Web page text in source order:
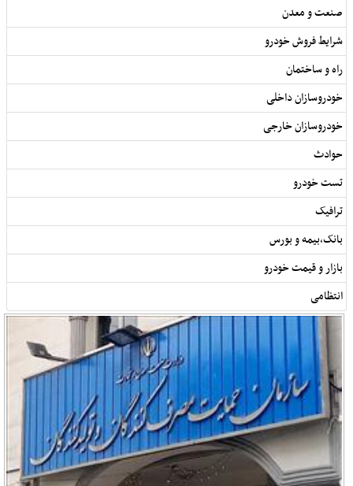
صنعت و معدن
شرایط فروش خودرو
راه و ساختمان
خودروسازان داخلی
خودروسازان خارجی
حوادث
تست خودرو
ترافیک
بانک,بیمه و بورس
بازار و قیمت خودرو
انتظامی